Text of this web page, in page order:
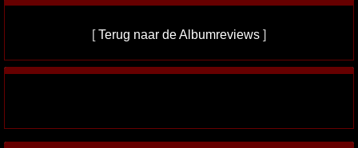
[Terug naar de Albumreviews ]